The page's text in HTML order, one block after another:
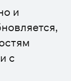
и
с